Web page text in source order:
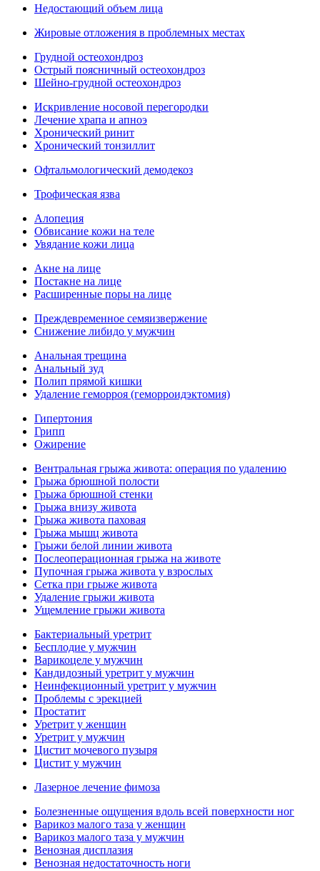
Недостающий объем лица
Жировые отложения в проблемных местах
Грудной остеохондроз
Острый поясничный остеохондроз
Шейно-грудной остеохондроз
Искривление носовой перегородки
Лечение храпа и апноэ
Хронический ринит
Хронический тонзиллит
Офтальмологический демодекоз
Трофическая язва
Алопеция
Обвисание кожи на теле
Увядание кожи лица
Акне на лице
Постакне на лице
Расширенные поры на лице
Преждевременное семяизвержение
Снижение либидо у мужчин
Анальная трещина
Анальный зуд
Полип прямой кишки
Удаление геморроя (геморроидэктомия)
Гипертония
Грипп
Ожирение
Вентральная грыжа живота: операция по удалению
Грыжа брюшной полости
Грыжа брюшной стенки
Грыжа внизу живота
Грыжа живота паховая
Грыжа мышц живота
Грыжи белой линии живота
Послеоперационная грыжа на животе
Пупочная грыжа живота у взрослых
Сетка при грыже живота
Удаление грыжи живота
Ущемление грыжи живота
Бактериальный уретрит
Бесплодие у мужчин
Варикоцеле у мужчин
Кандидозный уретрит у мужчин
Неинфекционный уретрит у мужчин
Проблемы с эрекцией
Простатит
Уретрит у женщин
Уретрит у мужчин
Цистит мочевого пузыря
Цистит у мужчин
Лазерное лечение фимоза
Болезненные ощущения вдоль всей поверхности ног
Варикоз малого таза у женщин
Варикоз малого таза у мужчин
Венозная дисплазия
Венозная недостаточность ноги